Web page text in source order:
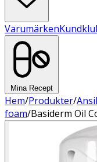
Varumärken
Mina Recept
Hem/Produkter/
foam/Basiderm Oil